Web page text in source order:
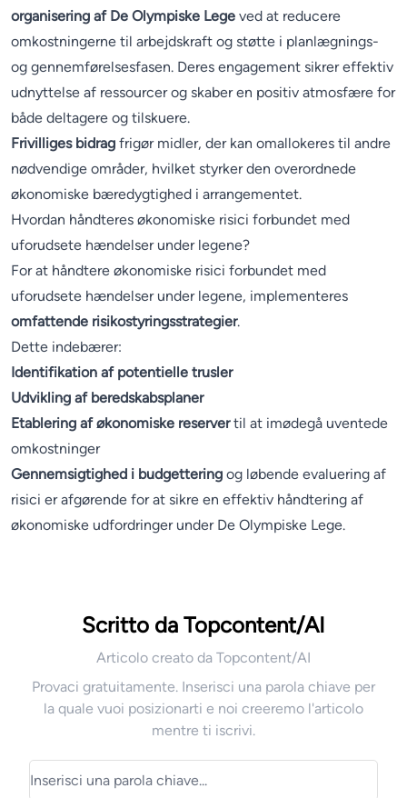
organisering af De Olympiske Lege ved at reducere
omkostningerne til arbejdskraft og støtte i planlægnings-
og gennemførelsesfasen. Deres engagement sikrer effektiv
udnyttelse af ressourcer og skaber en positiv atmosfære for
både deltagere og tilskuere.
Frivilliges bidrag frigør midler, der kan omallokeres til andre
nødvendige områder, hvilket styrker den overordnede
økonomiske bæredygtighed i arrangementet.
Hvordan håndteres økonomiske risici forbundet med
uforudsete hændelser under legene?
For at håndtere økonomiske risici forbundet med
uforudsete hændelser under legene, implementeres
omfattende risikostyringsstrategier.
Dette indebærer:
Identifikation af potentielle trusler
Udvikling af beredskabsplaner
Etablering af økonomiske reservertil at imødegå uventede
omkostninger
Gennemsigtighed i budgettering og løbende evaluering af
risici er afgørende for at sikre en effektiv håndtering af
økonomiske udfordringer under De Olympiske Lege.
Scritto da Topcontent/AI
Articolo creato da Topcontent/AI
Provaci gratuitamente. Inserisci una parola chiave per
la quale vuoi posizionarti e noi creeremo l'articolo
mentre ti iscrivi.